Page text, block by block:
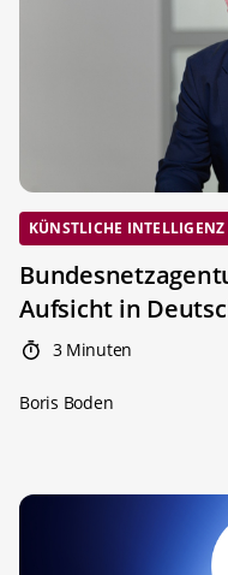
KÜNSTLICHE
Aufsicht in
3 Minuten
Boris Boden